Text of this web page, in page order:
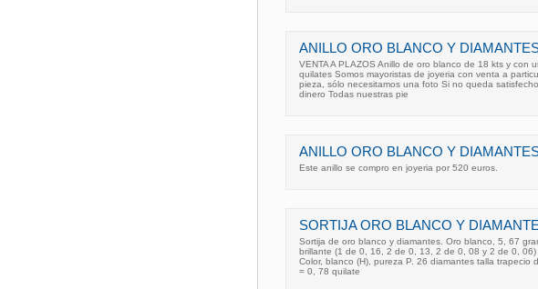
ANILLO ORO BLANCO Y
VENTA A PLAZOS Anillo de oro blanco de 18 kts y con
quilates Somos mayoristas de joyeria con venta a
pieza, sólo necesitamos una foto Si no queda
dinero Todas nuestras pie
ANILLO ORO BLANCO Y
Este anillo se compro en joyeria por 520 euros.
SORTIJA ORO BLANCO Y
Sortija de oro blanco y diamantes. Oro blanco, 5, 67
brillante (1 de 0, 16, 2 de 0, 13, 2 de 0, 08 y 2 de 0,
Color, blanco (H), pureza P. 26 diamantes talla trapecio
= 0, 78 quilate